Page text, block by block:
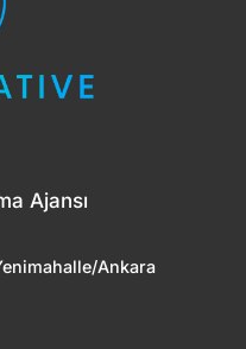
Ajansı
Ankara